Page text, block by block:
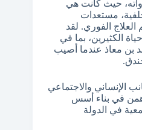
حيث كانت هي
مستعدات
الفوري. لقد
الكثيرين، بما في
بن معاذ عندما أصيب
الإنساني والاجتماعي
في بناء أسس
في الدولة